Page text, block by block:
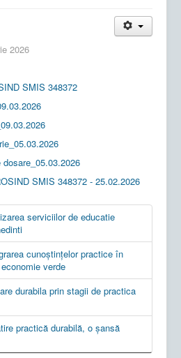
2026
SMIS 348372
SMIS 348372 - 25.02.2026
serviciilor de educatie
cunoștințelor practice în
verde
durabila prin stagii de practica
practică durabilă, o șansă